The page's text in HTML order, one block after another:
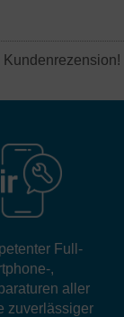
Full-
,
aller
zuverlässiger